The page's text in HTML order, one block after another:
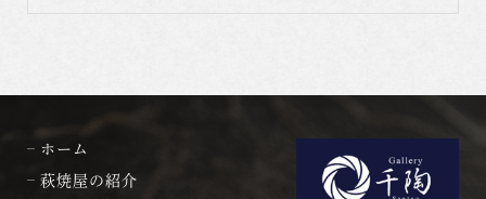
ホーム
萩焼屋の紹介